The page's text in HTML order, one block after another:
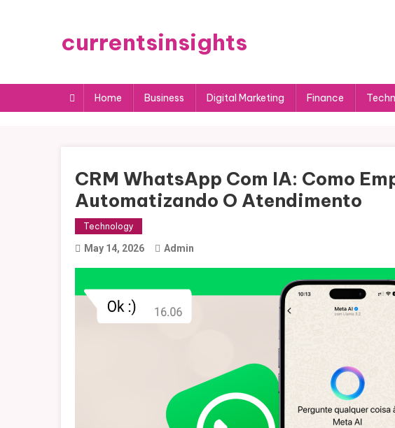
currentsinsights
Home Business Digital Marketing Finance
CRM WhatsApp Com IA: Como
Automatizando O Atendimento
Technology
May 14, 2026 Admin